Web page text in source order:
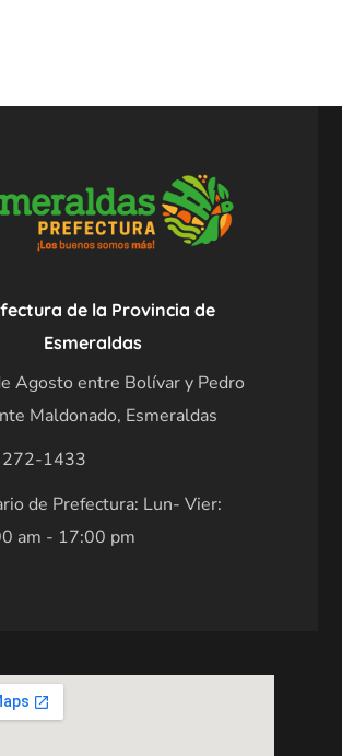
de la Provincia de
Esmeraldas
Agosto entre Bolívar y Pedro
Maldonado, Esmeraldas
272-1433
de Prefectura: Lun- Vier:
am - 17:00 pm